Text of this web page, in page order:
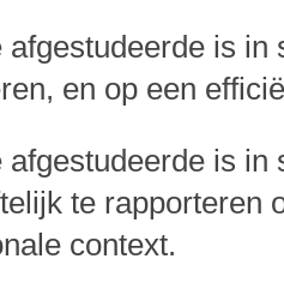
afgestudeerde is
en op een
afgestudeerde is
te rapporteren
context.